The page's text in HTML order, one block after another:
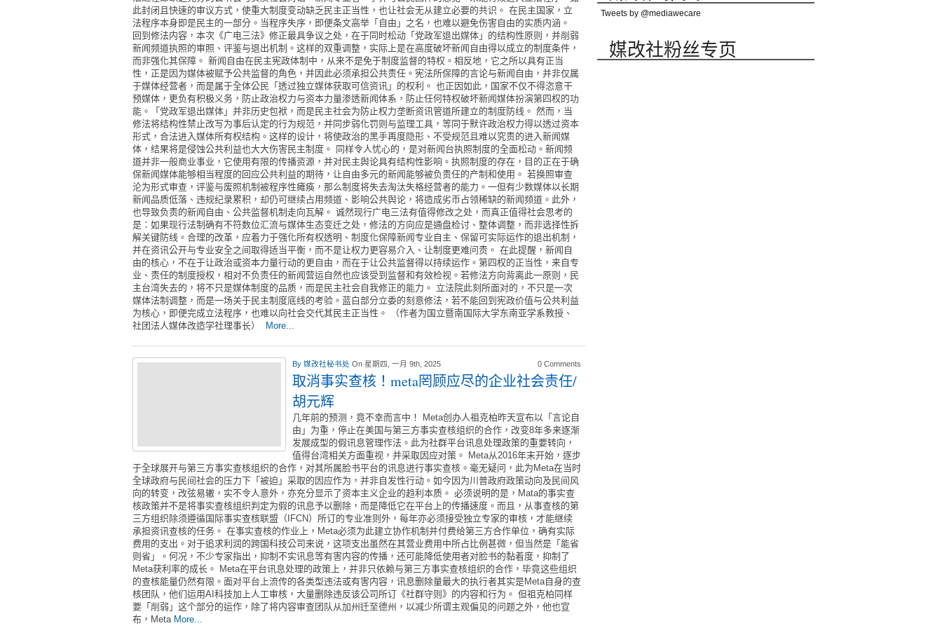
此封闭且快速的审议方式，使重大制度变动缺乏民主正当性，也让社会无从建立必要的共识。 在民主国家，立
法程序本身即是民主的一部分。当程序失序，即便条文高举「自由」之名，也难以避免伤害自由的实质内涵。
回到修法内容，本次《广电三法》修正最具争议之处，在于同时松动「党政军退出媒体」的结构性原则，并削弱
新闻频道执照的审照、评鉴与退出机制。这样的双重调整，实际上是在高度破坏新闻自由得以成立的制度条件，
而非强化其保障。 新闻自由在民主宪政体制中，从来不是免于制度监督的特权。相反地，它之所以具有正当
性，正是因为媒体被赋予公共监督的角色，并因此必须承担公共责任。宪法所保障的言论与新闻自由，并非仅属
于媒体经营者，而是属于全体公民「透过独立媒体获取可信资讯」的权利。 也正因如此，国家不仅不得恣意干
预媒体，更负有积极义务，防止政治权力与资本力量渗透新闻体系，防止任何特权破坏新闻媒体扮演第四权的功
能。「党政军退出媒体」并非历史包袱，而是民主社会为防止权力垄断资讯管道所建立的制度防线。 然而，当
修法将结构性禁止改写为事后认定的行为规范，并同步弱化罚则与监理工具，等同于默许政治权力得以透过资本
形式，合法进入媒体所有权结构。这样的设计，将使政治的黑手再度隐形、不受规范且难以究责的进入新闻媒
体，结果将是侵蚀公共利益也大大伤害民主制度。 同样令人忧心的，是对新闻台执照制度的全面松动。新闻频
道并非一般商业事业，它使用有限的传播资源，并对民主舆论具有结构性影响。执照制度的存在，目的正在于确
保新闻媒体能够相当程度的回应公共利益的期待，让自由多元的新闻能够被负责任的产制和使用。 若换照审查
沦为形式审查，评鉴与废照机制被程序性瘫痪，那么制度将失去淘汰失格经营者的能力。一但有少数媒体以长期
新闻品质低落、违规纪录累积，却仍可继续占用频道、影响公共舆论，将造成劣币占领稀缺的新闻频道。此外，
也导致负责的新闻自由、公共监督机制走向瓦解。 诚然现行广电三法有值得修改之处，而真正值得社会思考的
是：如果现行法制确有不符数位汇流与媒体生态变迁之处，修法的方向应是通盘检讨、整体调整，而非选择性拆
解关键防线。合理的改革，应着力于强化所有权透明、制度化保障新闻专业自主、保留可实际运作的退出机制，
并在资讯公开与专业安全之间取得适当平衡，而不是让权力更容易介入、让制度更难问责。 在此提醒，新闻自
由的核心，不在于让政治或资本力量行动的更自由，而在于让公共监督得以持续运作。第四权的正当性，来自专
业、责任的制度授权，相对不负责任的新闻营运自然也应该受到监督和有效检视。若修法方向背离此一原则，民
主台湾失去的，将不只是媒体制度的品质，而是民主社会自我修正的能力。 立法院此刻所面对的，不只是一次
媒体法制调整，而是一场关于民主制度底线的考验。蓝白部分立委的刻意修法，若不能回到宪政价值与公共利益
为核心，即便完成立法程序，也难以向社会交代其民主正当性。 （作者为国立暨南国际大学东南亚学系教授、
社团法人媒体改造学社理事长）
More...
By 媒改社秘书处 On 星期四, 一月 9th, 2025 0 Comments
取消事实查核！meta罔顾应尽的企业社会责任/
胡元辉
几年前的预测，竟不幸而言中！ Meta创办人祖克柏昨天宣布以「言论自
由」为重，停止在美国与第三方事实查核组织的合作，改变8年多来逐渐
发展成型的假讯息管理作法。此为社群平台讯息处理政策的重要转向，
值得台湾相关方面重视，并采取因应对策。 Meta从2016年末开始，逐步
于全球展开与第三方事实查核组织的合作，对其所属脸书平台的讯息进行事实查核。毫无疑问，此为Meta在当时
全球政府与民间社会的压力下「被迫」采取的因应作为，并非自发性行动。如今因为川普政府政策动向及民间风
向的转变，改弦易辙，实不令人意外，亦充分显示了资本主义企业的趋利本质。 必须说明的是，Mata的事实查
核政策并不是将事实查核组织判定为假的讯息予以删除，而是降低它在平台上的传播速度。而且，从事查核的第
三方组织除须遵循国际事实查核联盟（IFCN）所订的专业准则外，每年亦必须接受独立专家的审核，才能继续
承担资讯查核的任务。 在事实查核的作业上，Meta必须为此建立协作机制并付费给第三方合作单位，确有实际
费用的支出。对于追求利润的跨国科技公司来说，这项支出虽然在其营业费用中所占比例甚微，但当然是「能省
则省」。何况，不少专家指出，抑制不实讯息等有害内容的传播，还可能降低使用者对脸书的黏着度，抑制了
Meta获利率的成长。 Meta在平台讯息处理的政策上，并非只依赖与第三方事实查核组织的合作，毕竟这些组织
的查核能量仍然有限。面对平台上流传的各类型违法或有害内容，讯息删除量最大的执行者其实是Meta自身的查
核团队，他们运用AI科技加上人工审核，大量删除违反该公司所订《社群守则》的内容和行为。 但祖克柏同样
要「削弱」这个部分的运作，除了将内容审查团队从加州迁至德州，以减少所谓主观偏见的问题之外，他也宣
布，Meta More...
Tweets by @mediawecare
媒改社粉丝专页